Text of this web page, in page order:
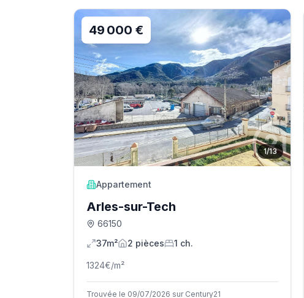
1/13
49 000 €
Appartement
Arles-sur-Tech
66150
37m²
2 pièces 1 ch.
1324€/m²
Trouvée le 09/07/2026 sur Century21